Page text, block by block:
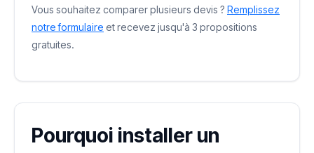
Vous souhaitez comparer plusieurs devis ? Remplissez
notre formulaire et recevez jusqu'à 3 propositions
gratuites.
Pourquoi installer un